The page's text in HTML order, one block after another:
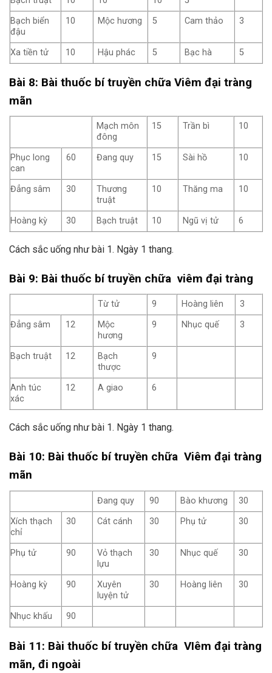
Bạch biển
đậu
10 Mộc hương 5 Cam thảo 3
Xa tiền tử 10 Hậu phác 5 Bạc hà 5
Bài 8: Bài thuốc bí truyền chữa Viêm đại tràng
mãn
Mạch môn
đông
15 Trần bì 10
Phục long
can
60 Đang quy 15 Sài hồ 10
Đẳng sâm 30
Thương
truật
10 Thăng ma 10
Hoàng kỳ 30 Bạch truật 10 Ngũ vị tử 6
Cách sắc uống như bài 1. Ngày 1 thang.
Bài 9: Bài thuốc bí truyền chữa viêm đại tràng
Từ tử 9 Hoàng liên
3
Đẳng sâm
12
Mộc
hương
9 Nhục quế 3
Bạch truật 12
Bạch
thược
9
Anh túc
xác
12 A giao 6
Cách sắc uống như bài 1. Ngày 1 thang.
Bài 10: Bài thuốc bí truyền chữa Viêm đại tràng
mãn
Đang quy 90 Bào khương
30
Xích thạch
chỉ
30 Cát cánh 30 Phụ tử 30
Phụ tử 90
Vỏ thạch
lựu
30 Nhục quế 30
Hoàng kỳ 90
Xuyên
luyện tử
30 Hoàng liên 30
Nhục khấu 90
Bài 11: Bài thuốc bí truyền chữa VIêm đại tràng
mãn, đi ngoài